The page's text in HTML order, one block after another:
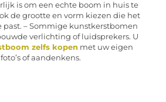
is om een echte boom in huis te
de grootte en vorm kiezen die het
– Sommige kunstkerstbomen
verlichting of luidsprekers. U
zelfs kopen met uw eigen
of aandenkens.